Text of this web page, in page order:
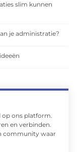
slim kunnen
je administratie?
op ons platform.
en verbinden.
community waar